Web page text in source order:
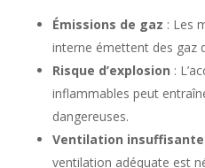
Émissions de gaz : Les
interne émettent des gaz
Risque d’explosion :
inflammables peut
dangereuses.
Ventilation insuffisante
ventilation adéquate est